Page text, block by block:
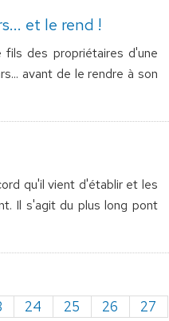
et le rend !
des propriétaires d'une
avant de le rendre à son
qu'il vient d'établir et les
Il s'agit du plus long pont
24 25 26
27